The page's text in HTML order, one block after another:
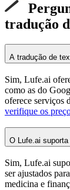
tradução
A tradução de
Sim, Lufe.ai
como as do
oferece serviços
verifique os
O Lufe.ai
Sim, Lufe.ai
ser ajustados
medicina e